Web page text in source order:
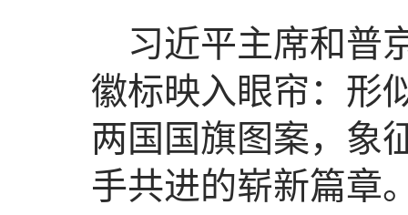
习近平主席和普
徽标映入眼帘：形
两国国旗图案，象
手共进的崭新篇章